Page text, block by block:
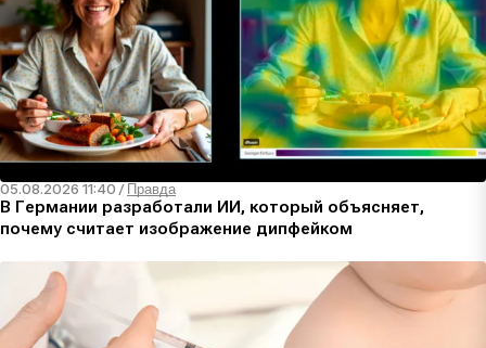
05.08.2026 11:40 / Правда
В Германии разработали ИИ, который объясняет,
почему считает изображение дипфейком